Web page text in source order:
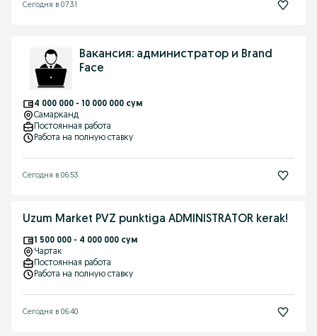
Сегодня в 07:31
Вакансия: администратор и Brand
Face
4 000 000 - 10 000 000 сум
Самарканд
Постоянная работа
Работа на полную ставку
Сегодня в 06:53
Uzum Market PVZ punktiga ADMINISTRATOR kerak!
1 500 000 - 4 000 000 сум
Чартак
Постоянная работа
Работа на полную ставку
Сегодня в 06:40